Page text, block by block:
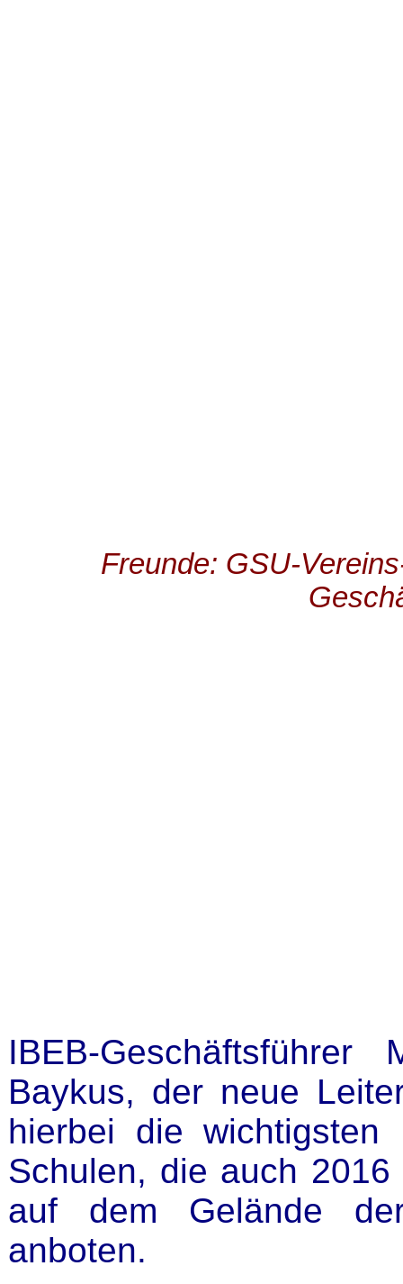
Freunde: GSU-
IBEB-
Baykus, der neue
hierbei die wichtigsten
Schulen, die auch
auf dem Gelände
anboten.